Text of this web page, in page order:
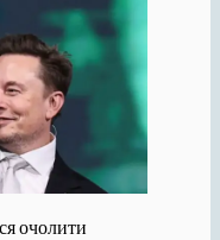
очолити